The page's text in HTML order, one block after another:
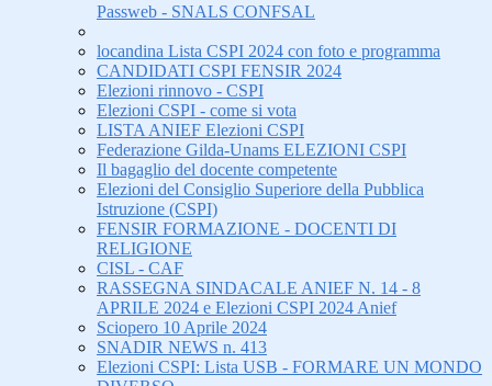
Passweb - SNALS CONFSAL
locandina Lista CSPI 2024 con foto e programma
CANDIDATI CSPI FENSIR 2024
Elezioni rinnovo - CSPI
Elezioni CSPI - come si vota
LISTA ANIEF Elezioni CSPI
Federazione Gilda-Unams ELEZIONI CSPI
Il bagaglio del docente competente
Elezioni del Consiglio Superiore della Pubblica
Istruzione (CSPI)
FENSIR FORMAZIONE - DOCENTI DI
RELIGIONE
CISL - CAF
RASSEGNA SINDACALE ANIEF N. 14 - 8
APRILE 2024 e Elezioni CSPI 2024 Anief
Sciopero 10 Aprile 2024
SNADIR NEWS n. 413
Elezioni CSPI: Lista USB - FORMARE UN MONDO